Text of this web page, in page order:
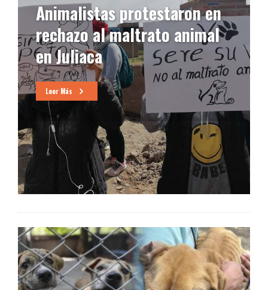
Animalistas protestaron en
rechazo al maltrato animal
en Juliaca
Leer Más